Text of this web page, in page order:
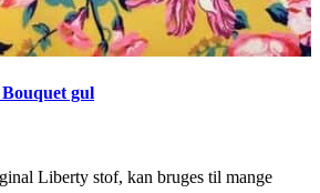
gul
Liberty stof, kan bruges til mange